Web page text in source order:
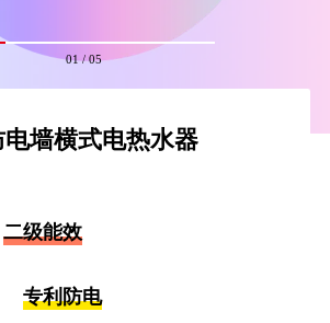
01/05
墙横式电热水器
二级能效
专利防电